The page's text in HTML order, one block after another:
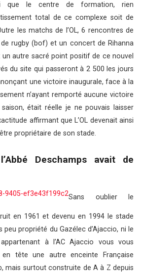
que le centre de formation, rien
total de ce complexe soit de
les matchs de l’OL, 6 rencontres de
de rugby (bof) et un concert de Rihanna
autre sacré point positif de ce nouvel
du site qui passeront à 2 500 les jours
une victoire inaugurale, face à la
n’ayant remporté aucune victoire
était réelle je ne pouvais laisser
affirmant que L’OL devenait ainsi
propriétaire de son stade.
Deschamps avait de
Sans oublier le
en 1961 et devenu en 1994 le stade
peu propriété du Gazélec d’Ajaccio, ni le
à l’AC Ajaccio vous vous
tête une autre enceinte Française
mais surtout construite de A à Z depuis